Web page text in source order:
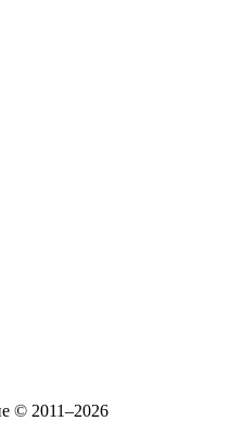
© 2011–2026